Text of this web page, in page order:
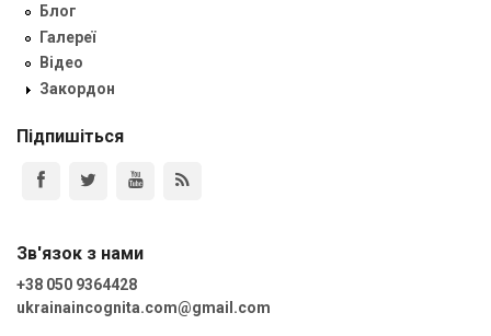
Блог
Галереї
Відео
Закордон
Підпишіться
Зв'язок з нами
+38 050 9364428
ukrainaincognita.com@gmail.com